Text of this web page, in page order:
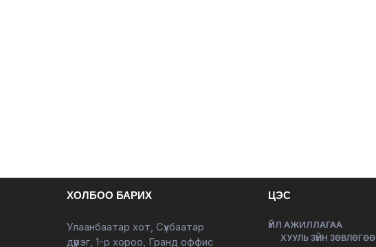
ХОЛБОО БАРИХ
Улаанбаатар хот, Сүхбаатар
дүүрэг, 1-р хороо, Гранд оффис
ЦЭС
ҮЙЛ АЖИЛЛАГАА
ХУУЛЬ ЗҮЙН ЗӨВЛӨГӨӨ